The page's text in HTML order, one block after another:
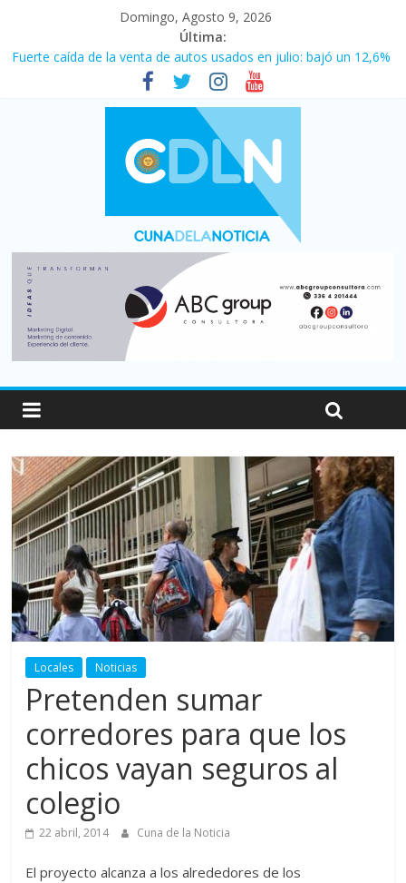
Domingo, Agosto 9, 2026
Última:
Fuerte caída de la venta de autos usados en julio: bajó un 12,6%
El agro argentino logró un récord histórico de exportaciones en
La morosidad alcanzó su nivel más alto en dos décadas y ya
afecta a 400 mil deudores en Santa Fe
Desde que asumió Milei cerraron 41.000 kioscos: el sector
Vacaciones de invierno con más movimiento y consumo
turístico: 4,6 millones de personas viajaron por el país, un 5,9%
más que en 2025
Locales Noticias
Pretenden sumar
corredores para que los
chicos vayan seguros al
colegio
22 abril, 2014 Cuna de la Noticia
El proyecto alcanza a los alrededores de los